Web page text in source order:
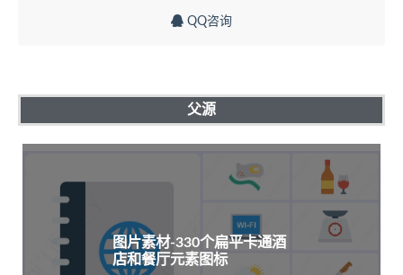
QQ咨询
父源
图片素材-330个扁平卡通酒
店和餐厅元素图标